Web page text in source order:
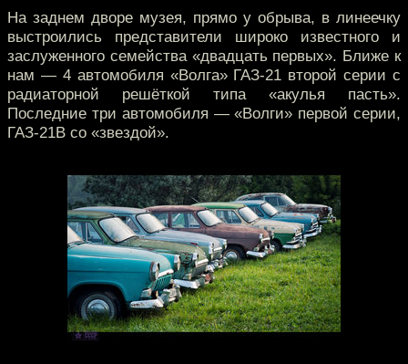
На заднем дворе музея, прямо у обрыва, в линеечку
выстроились представители широко известного и
заслуженного семейства «двадцать первых». Ближе к
нам — 4 автомобиля «Волга» ГАЗ-21 второй серии с
радиаторной решёткой типа «акулья пасть».
Последние три автомобиля — «Волги» первой серии,
ГАЗ-21В со «звездой».